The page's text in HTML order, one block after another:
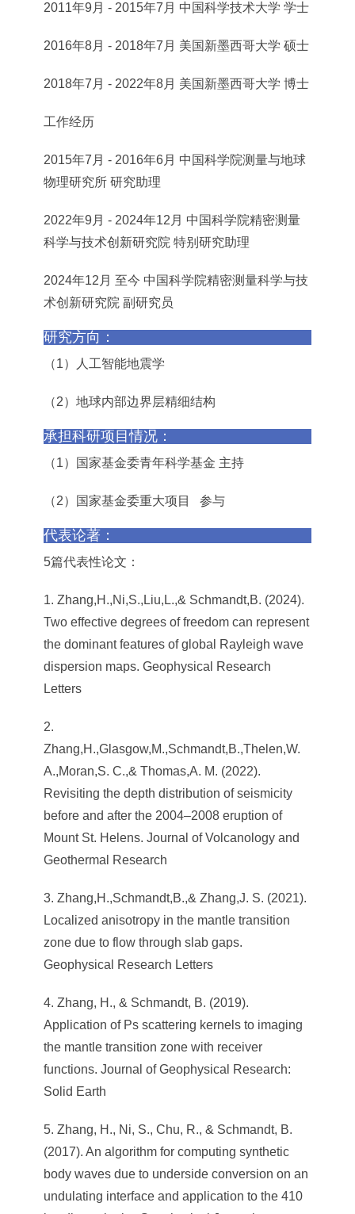
2011年9月 - 2015年7月 中国科学技术大学 学士
2016年8月 - 2018年7月 美国新墨西哥大学 硕士
2018年7月 - 2022年8月 美国新墨西哥大学 博士
工作经历
2015年7月 - 2016年6月 中国科学院测量与地球
物理研究所 研究助理
2022年9月 - 2024年12月 中国科学院精密测量
科学与技术创新研究院 特别研究助理
2024年12月 至今 中国科学院精密测量科学与技
术创新研究院 副研究员
研究方向：
（1）人工智能地震学
（2）地球内部边界层精细结构
承担科研项目情况：
（1）国家基金委青年科学基金 主持
（2）国家基金委重大项目 参与
代表论著：
5篇代表性论文：
1. Zhang,H.,Ni,S.,Liu,L.,& Schmandt,B. (2024).
Two effective degrees of freedom can represent
the dominant features of global Rayleigh wave
dispersion maps. Geophysical Research
Letters
2.
Zhang,H.,Glasgow,M.,Schmandt,B.,Thelen,W.
A.,Moran,S. C.,& Thomas,A. M. (2022).
Revisiting the depth distribution of seismicity
before and after the 2004–2008 eruption of
Mount St. Helens. Journal of Volcanology and
Geothermal Research
3. Zhang,H.,Schmandt,B.,& Zhang,J. S. (2021).
Localized anisotropy in the mantle transition
zone due to flow through slab gaps.
Geophysical Research Letters
4. Zhang, H., & Schmandt, B. (2019).
Application of Ps scattering kernels to imaging
the mantle transition zone with receiver
functions. Journal of Geophysical Research:
Solid Earth
5. Zhang, H., Ni, S., Chu, R., & Schmandt, B.
(2017). An algorithm for computing synthetic
body waves due to underside conversion on an
undulating interface and application to the 410